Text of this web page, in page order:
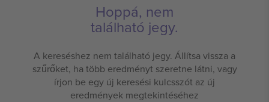
Hoppá, nem
található jegy.
A kereséshez nem található jegy. Állítsa vissza a
szűrőket, ha több eredményt szeretne látni, vagy
írjon be egy új keresési kulcsszót az új
eredmények megtekintéséhez